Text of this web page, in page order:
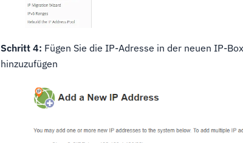
Schritt 4: Fügen Sie die IP-Adresse in der neuen IP-
hinzuzufügen